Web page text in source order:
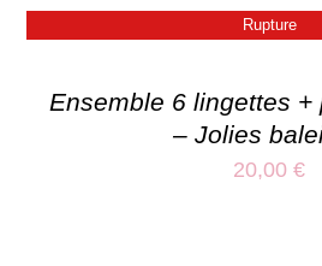
Rupture
Ensemble 6 lingettes
– Jolies
20,00 €